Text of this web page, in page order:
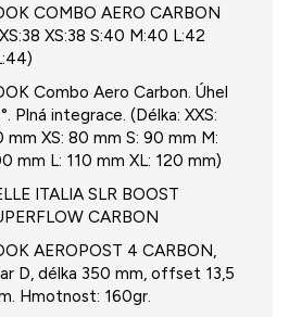
COMBO AERO CARBON
XS:38 S:40 M:40 L:42
Combo Aero Carbon. Úhel
Plná integrace. (Délka: XXS:
mm XS: 80 mm S: 90 mm M:
mm L: 110 mm XL: 120 mm)
ITALIA SLR BOOST
CARBON
AEROPOST 4 CARBON,
D, délka 350 mm, offset 13,5
Hmotnost: 160gr.